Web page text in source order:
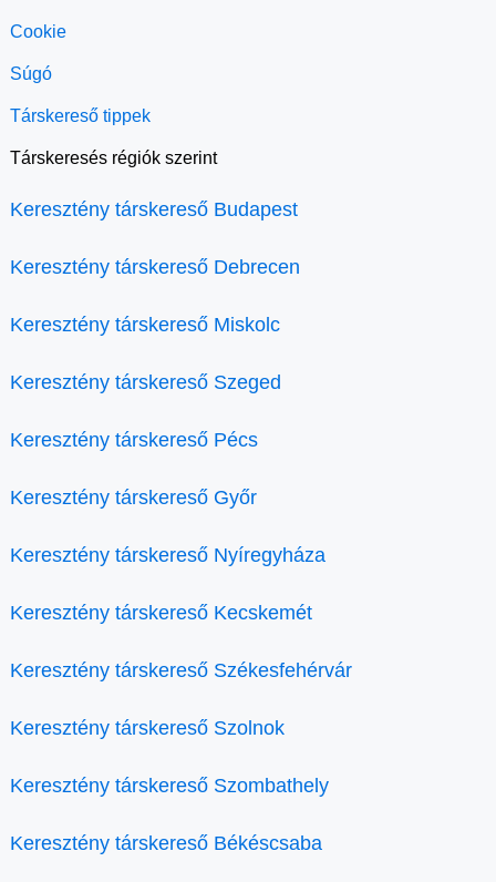
Cookie
Súgó
Társkereső tippek
Társkeresés régiók szerint
Keresztény társkereső Budapest
Keresztény társkereső Debrecen
Keresztény társkereső Miskolc
Keresztény társkereső Szeged
Keresztény társkereső Pécs
Keresztény társkereső Győr
Keresztény társkereső Nyíregyháza
Keresztény társkereső Kecskemét
Keresztény társkereső Székesfehérvár
Keresztény társkereső Szolnok
Keresztény társkereső Szombathely
Keresztény társkereső Békéscsaba